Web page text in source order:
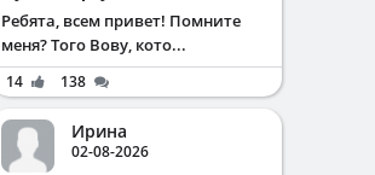
Ребята, всем привет! Помните
меня? Того Вову, кото...
14 138
Ирина
02-08-2026